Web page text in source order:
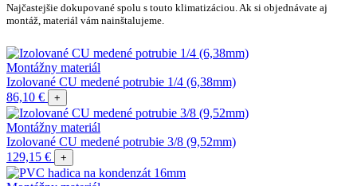
Najčastejšie dokupované spolu s touto klimatizáciou. Ak si objednávate aj
montáž, materiál vám nainštalujeme.
Montážny materiál
Izolované CU medené potrubie 1/4 (6,38mm)
86,10 €
+
Montážny materiál
Izolované CU medené potrubie 3/8 (9,52mm)
129,15 €
+